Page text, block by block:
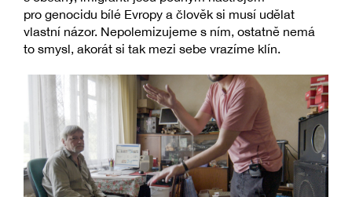
pro genocidu bílé Evropy a člověk si musí udělat
vlastní názor. Nepolemizujeme s ním, ostatně nemá
to smysl, akorát si tak mezi sebe vrazíme klín.